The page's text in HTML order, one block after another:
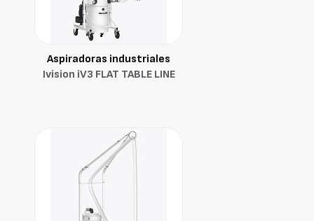
Aspiradoras industriales
Ivision iV3 FLAT TABLE LINE